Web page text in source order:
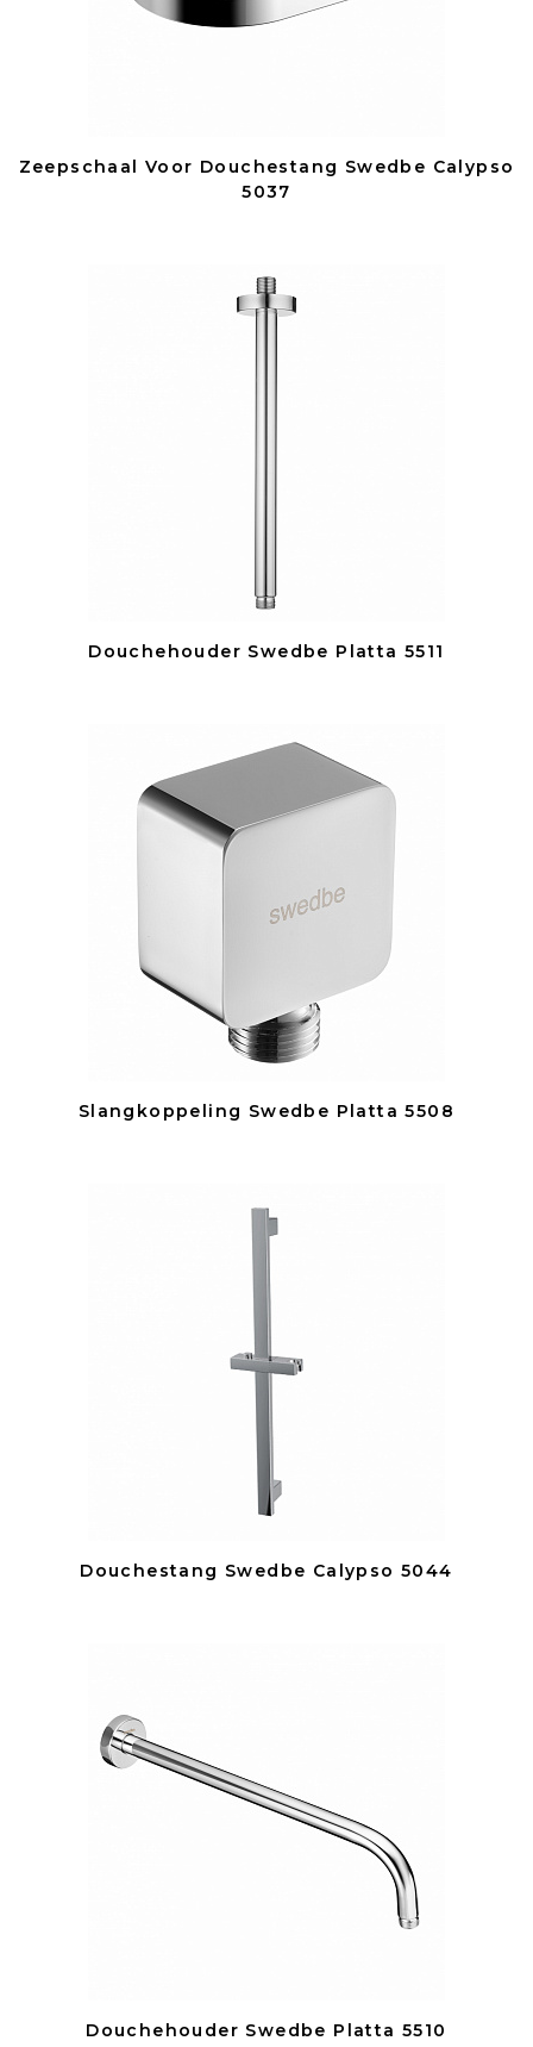
Zeepschaal Voor Douchestang Swedbe Calypso
5037
Douchehouder Swedbe Platta 5511
Slangkoppeling Swedbe Platta 5508
Douchestang Swedbe Calypso 5044
Douchehouder Swedbe Platta 5510